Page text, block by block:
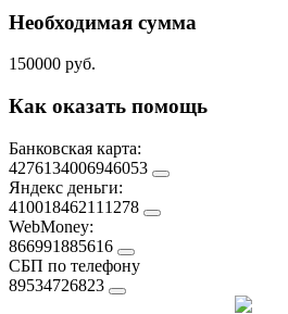
Необходимая сумма
150000 руб.
Как оказать помощь
Банковская карта:
4276134006946053
Яндекс деньги:
410018462111278
WebMoney:
866991885616
СБП по телефону
89534726823